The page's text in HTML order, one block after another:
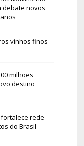
debate novos
vinhos finos
milhões
destino
rede
do Brasil